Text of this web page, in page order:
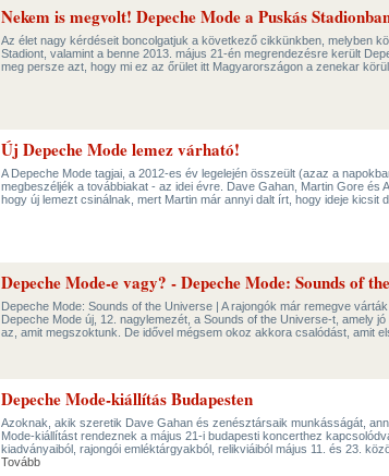
Nekem is megvolt! Depeche Mode a Puskás
Az élet nagy kérdéseit boncolgatjuk a következő cikkünkben, melyben
Stadiont, valamint a benne 2013. május 21-én megrendezésre került
meg persze azt, hogy mi ez az őrület itt Magyarországon a zenekar
Új Depeche Mode lemez várható!
A Depeche Mode tagjai, a 2012-es év legelején összeült (azaz a
megbeszéljék a továbbiakat - az idei évre. Dave Gahan, Martin Gore és
hogy új lemezt csinálnak, mert Martin már annyi dalt írt, hogy ideje kicsit
Depeche Mode-e vagy? - Depeche Mode: Sounds of
Depeche Mode: Sounds of the Universe | A rajongók már remegve
Depeche Mode új, 12. nagylemezét, a Sounds of the Universe-t, amely
az, amit megszoktunk. De idővel mégsem okoz akkora csalódást, amit
Depeche Mode-kiállítás Budapesten
Azoknak, akik szeretik Dave Gahan és zenésztársaik munkásságát,
Mode-kiállítást rendeznek a május 21-i budapesti koncerthez
kiadványaiból, rajongói emléktárgyakból, relikviáiból május 11. és 23.
Tovább